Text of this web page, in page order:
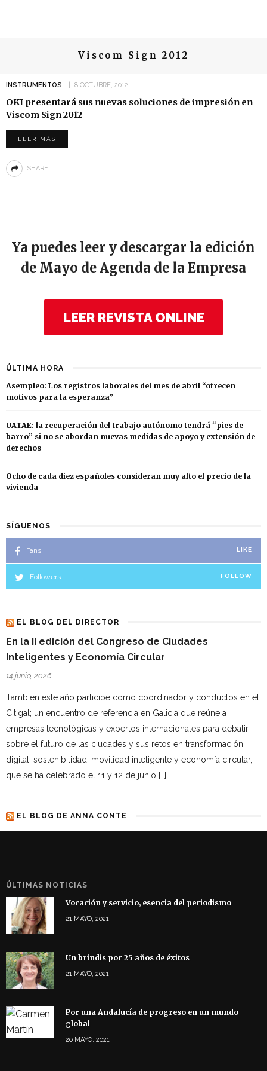
Viscom Sign 2012
INSTRUMENTOS 8 OCTUBRE, 2012
OKI presentará sus nuevas soluciones de impresión en
Viscom Sign 2012
LEER MÁS
SHARE
Ya puedes leer y descargar la edición
de Mayo de Agenda de la Empresa
LEER REVISTA ONLINE
ÚLTIMA HORA
Asempleo: Los registros laborales del mes de abril “ofrecen
motivos para la esperanza”
UATAE: la recuperación del trabajo autónomo tendrá “pies de
barro” si no se abordan nuevas medidas de apoyo y extensión de
derechos
Ocho de cada diez españoles consideran muy alto el precio de la
vivienda
SÍGUENOS
Fans LIKE
Followers FOLLOW
EL BLOG DEL DIRECTOR
En la II edición del Congreso de Ciudades
Inteligentes y Economía Circular
14 junio, 2026
Tambien este año participé como coordinador y conductos en el
Citigal; un encuentro de referencia en Galicia que reúne a
empresas tecnológicas y expertos internacionales para debatir
sobre el futuro de las ciudades y sus retos en transformación
digital, sostenibilidad, movilidad inteligente y economía circular,
que se ha celebrado el 11 y 12 de junio […]
EL BLOG DE ANNA CONTE
ÚLTIMAS NOTICIAS
Vocación y servicio, esencia del periodismo
21 MAYO, 2021
Un brindis por 25 años de éxitos
21 MAYO, 2021
Por una Andalucía de progreso en un mundo
global
20 MAYO, 2021